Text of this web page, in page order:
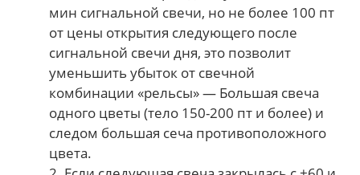
мин сигнальной свечи, но не более 100 пт
от цены открытия следующего после
сигнальной свечи дня, это позволит
уменьшить убыток от свечной
комбинации «рельсы» — Большая свеча
одного цветы (тело 150-200 пт и более) и
следом большая сеча противоположного
цвета.